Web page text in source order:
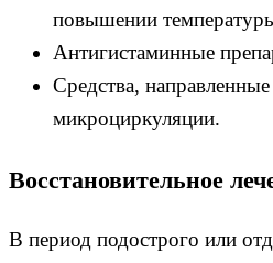
повышении
Антигистаминные
Средства,
микроциркуляции.
Восстановительное
В период подострого или